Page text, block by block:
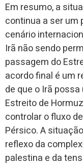
Em resumo, a
continua a ser um
cenário
Irã não sendo
passagem do
acordo final é um
de que o Irã
Estreito de
controlar o fluxo
Pérsico. A
reflexo da
palestina e da